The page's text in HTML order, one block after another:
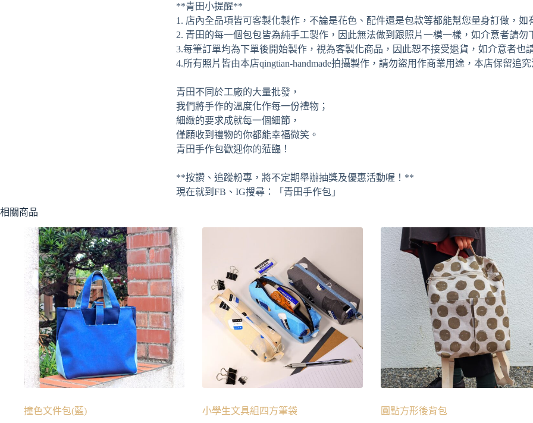
**青田小提醒**
1. 店內全品項皆可客製化製作，不論是花色、配件還是包款等都能幫您量身訂做，如
2. 青田的每一個包包皆為純手工製作，因此無法做到跟照片一模一樣，如介意者請勿
3.每筆訂單均為下單後開始製作，視為客製化商品，因此恕不接受退貨，如介意者也
4.所有照片皆由本店qingtian-handmade拍攝製作，請勿盜用作商業用途，本店保留追
青田不同於工廠的大量批發，
我們將手作的溫度化作每一份禮物；
細緻的要求成就每一個細節，
僅願收到禮物的你都能幸福微笑。
青田手作包歡迎你的蒞臨！
**按讚、追蹤粉專，將不定期舉辦抽獎及優惠活動喔！**
現在就到FB、IG搜尋：「青田手作包」
相關商品
撞色文件包(藍) 小學生文具組四方筆袋 圓點方形後背包